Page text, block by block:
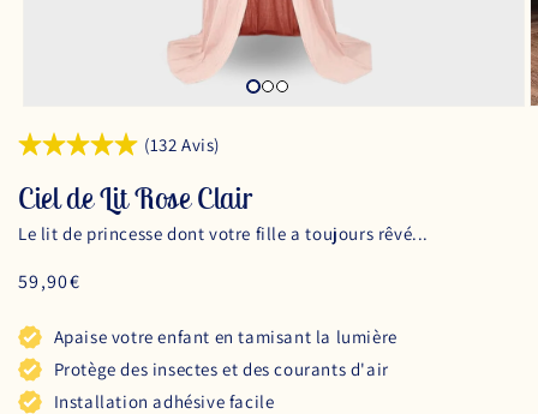
(132 Avis)
Ciel de Lit Rose Clair
Le lit de princesse dont votre fille a toujours rêvé...
Prix
59,90€
Apaise votre enfant en tamisant la lumière
Protège des insectes et des courants d'air
Installation adhésive facile